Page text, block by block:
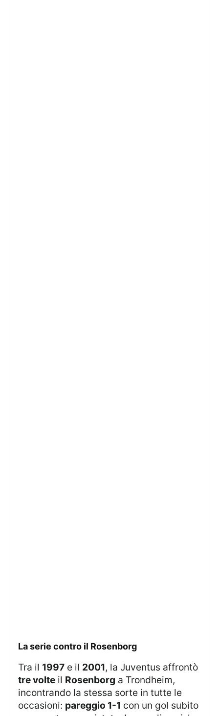
La serie contro il Rosenborg
Tra il 1997 e il 2001, la Juventus affrontò
tre volte il Rosenborg a Trondheim,
incontrando la stessa sorte in tutte le
occasioni: pareggio 1-1 con un gol subito